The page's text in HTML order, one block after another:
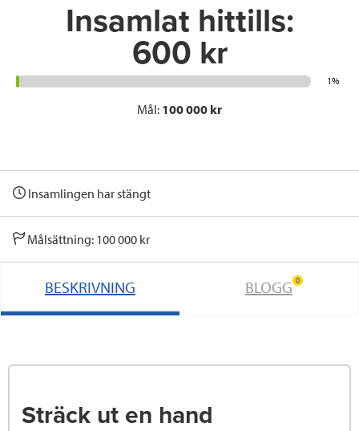
Insamlat hittills:
600 kr
1%
Mål: 100 000 kr
Insamlingen har stängt
Målsättning: 100 000 kr
BESKRIVNING BLOGG 0
Sträck ut en hand